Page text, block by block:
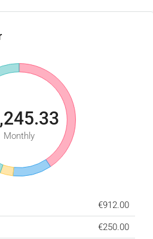
Monthly
€912.00
€250.00